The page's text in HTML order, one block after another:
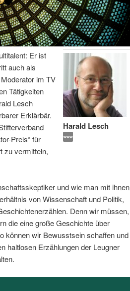
Harald Lesch
Er ist
auch als
im TV
Tätigkeiten
Lesch
Erklärbär.
Preis“ für
zu vermitteln,
und wie man mit ihnen
von Wissenschaft und Politik,
Denn wir müssen,
die eine große Geschichte über
können wir Bewusstsein schaffen und
haltlosen Erzählungen der Leugner